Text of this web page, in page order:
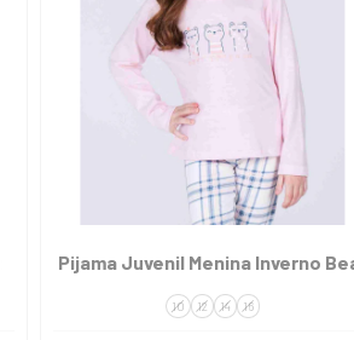
Pijama Juvenil Menina Inverno
10 12 14 16